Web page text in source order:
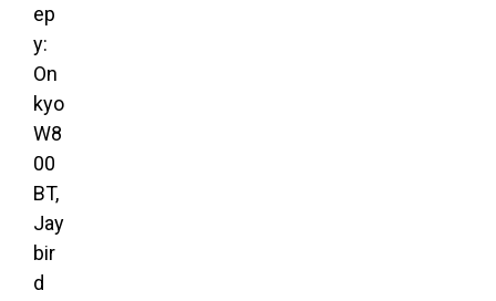
ер
у:
On
kyo
W8
00
BT,
Jay
bir
d